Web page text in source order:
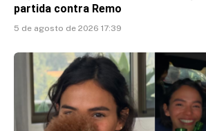
partida contra Remo
5 de agosto de 2026 17:39